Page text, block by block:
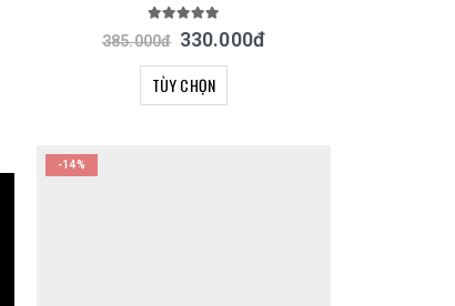
out of 5
385.000đ 330.000đ
TÙY CHỌN
-14%